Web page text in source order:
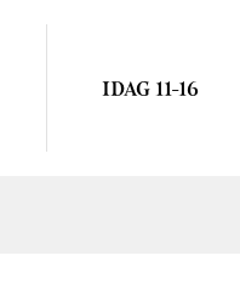
IDAG 11-16